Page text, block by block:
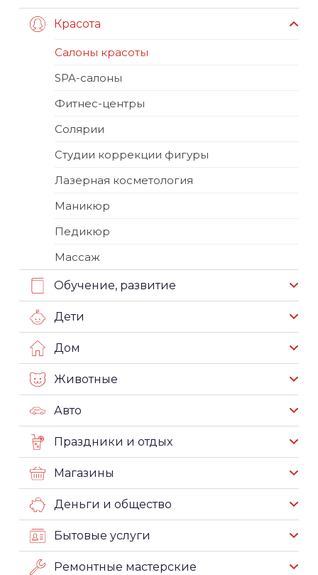
Красота
Салоны красоты
SPA-салоны
Фитнес-центры
Солярии
Студии коррекции фигуры
Лазерная косметология
Маникюр
Педикюр
Массаж
Обучение, развитие
Дети
Дом
Животные
Авто
Праздники и отдых
Магазины
Деньги и общество
Бытовые услуги
Ремонтные мастерские